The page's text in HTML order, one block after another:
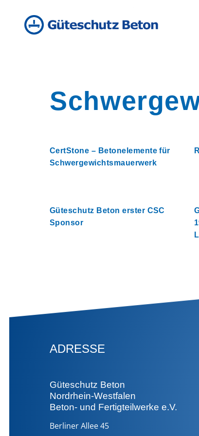
CertStone – Betonelemente für
Schwergewichtsmauerwerk
Güteschutz Beton erster CSC
Sponsor
ADRESSE
Güteschutz Beton
Nordrhein-Westfalen
Beton- und Fertigteilwerke e.V.
Berliner Allee 45